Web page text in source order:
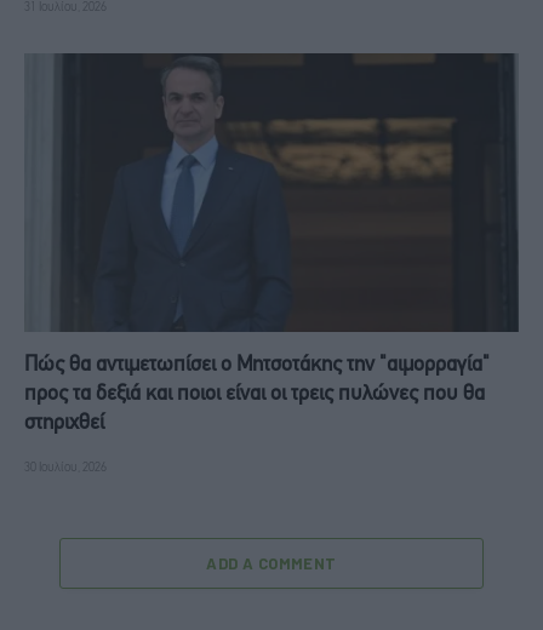
31 Ιουλίου, 2026
Πώς θα αντιμετωπίσει ο Μητσοτάκης την "αιμορραγία"
προς τα δεξιά και ποιοι είναι οι τρεις πυλώνες που θα
στηριχθεί
30 Ιουλίου, 2026
ADD A COMMENT